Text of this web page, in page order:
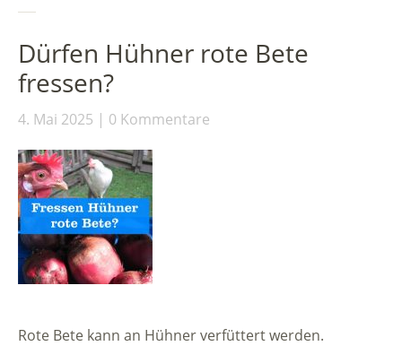
Dürfen Hühner rote Bete
fressen?
4. Mai 2025 0 Kommentare
Rote Bete kann an Hühner verfüttert werden.